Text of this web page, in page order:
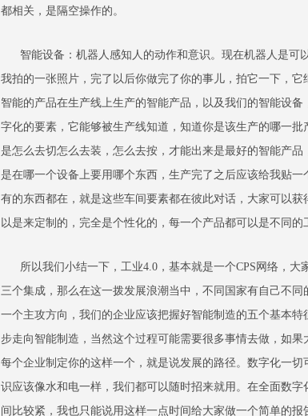
都相关，是隔空操作的。
智能设备：机器人感知人的动作和意识。现在机器人是可
我拍的一张照片，完了以后你做完了你的事儿，拍它一下，
智能的产品在生产线上生产的智能产品，以及我们的智能设
字化的要素，它能够被生产线知道，知道你是该生产的哪一
是怎么去切怎么去装，怎么去按，才能出来是最好的智能产
是在哪一个设备上要用哪个东西，生产完了之后应该给我贴
有的东西都在，就是这些车间要素都在彼此对话，大家可以
以是来定制的，完全是个性化的，每一个产品都可以是不同的
所以我们小结一下，工业4.0，基本就是一个CPS网络，大
三个集成，那么在这一拨发展浪潮当中，不同国家有自己不
一个主攻方向，我们的企业应该把握好智能制造的五个基本
步走向智能制造，当然这个过程可能需要很多事情去做，如
每个企业制定你的这样一个，就是说发展的路径。数字化一
识应该像水和电一样，我们都可以随时招来就用。在全面数
间比较紧，我也只能说用这样一点时间给大家做一个简单的